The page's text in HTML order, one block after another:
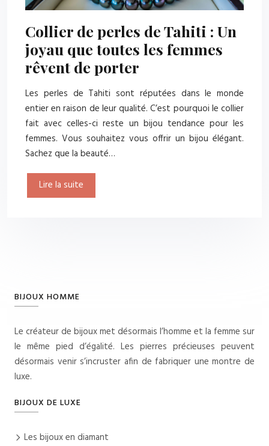
Collier de perles de Tahiti : Un
joyau que toutes les femmes
rêvent de porter
Les perles de Tahiti sont réputées dans le monde
entier en raison de leur qualité. C’est pourquoi le collier
fait avec celles-ci reste un bijou tendance pour les
femmes. Vous souhaitez vous offrir un bijou élégant.
Sachez que la beauté…
Lire la suite
BIJOUX HOMME
Le créateur de bijoux met désormais l’homme et la femme sur
le même pied d’égalité. Les pierres précieuses peuvent
désormais venir s’incruster afin de fabriquer une montre de
luxe.
BIJOUX DE LUXE
Les bijoux en diamant